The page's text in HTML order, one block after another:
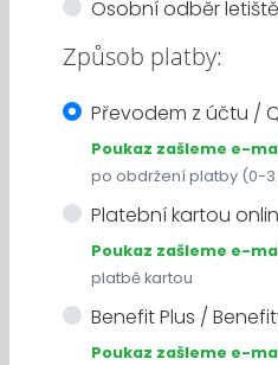
Osobní odběr
Způsob platby:
Převodem z účtu /
Poukaz zašleme e-
po obdržení platby (0-3
Platební kartou
Poukaz zašleme e-
platbě kartou
Benefit Plus /
Poukaz zašleme e-